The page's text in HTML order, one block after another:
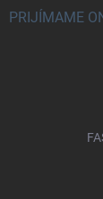
PRIJÍMAME